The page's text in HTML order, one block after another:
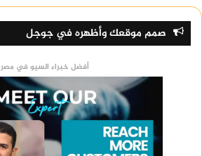
صمم موقعك وأظهره في جوجل
أفضل خبراء السيو في مصر